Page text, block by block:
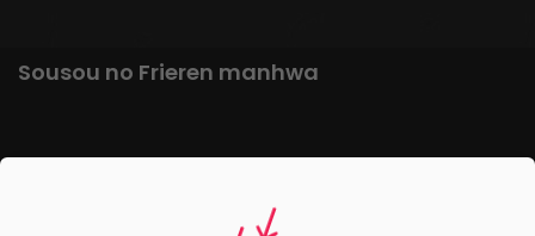
Sousou no Frieren manhwa
Popüler